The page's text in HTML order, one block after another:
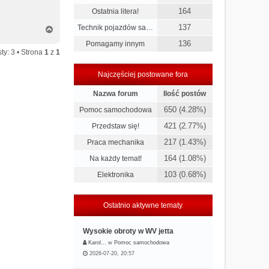
g
ó
3 • Strona 1z 1
Ostatnia litera! 164
Technik pojazdów sa… 137
Pomagamy innym 136
Najczęściej postowane fora
Nazwa forum
Ilość postów
Pomoc samochodowa
650 (4.28%)
Przedstaw się! 421 (2.77%)
Praca mechanika 217 (1.43%)
Na każdy temat! 164 (1.08%)
Elektronika 103 (0.68%)
Ostatnio aktywne tematy
Wysokie obroty w WV jetta
Karol… w Pomoc samochodowa
2026-07-20, 20:57